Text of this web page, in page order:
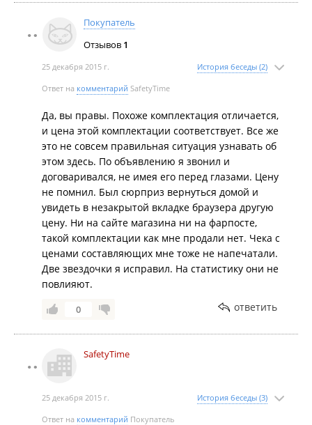
Покупатель
Отзывов 1
25 декабря 2015 г. История беседы (2)
Ответ на комментарий SafetyTime
Да, вы правы. Похоже комплектация отличается,
и цена этой комплектации соответствует. Все же
это не совсем правильная ситуация узнавать об
этом здесь. По объявлению я звонил и
договаривался, не имея его перед глазами. Цену
не помнил. Был сюрприз вернуться домой и
увидеть в незакрытой вкладке браузера другую
цену. Ни на сайте магазина ни на фарпосте,
такой комплектации как мне продали нет. Чека с
ценами составляющих мне тоже не напечатали.
Две звездочки я исправил. На статистику они не
повлияют.
0 ответить
SafetyTime
25 декабря 2015 г. История беседы (3)
Ответ на комментарий Покупатель